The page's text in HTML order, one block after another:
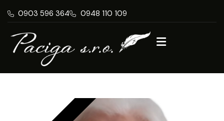
0903 596 364 0948 110 109